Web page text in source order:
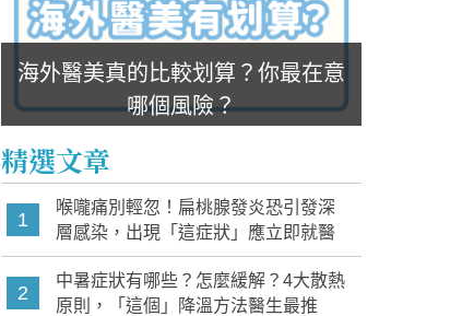
海外醫美真的比較划算？你最在意
哪個風險？
精選文章
1
喉嚨痛別輕忽！扁桃腺發炎恐引發深
層感染，出現「這症狀」應立即就醫
2
中暑症狀有哪些？怎麼緩解？4大散熱
原則，「這個」降溫方法醫生最推